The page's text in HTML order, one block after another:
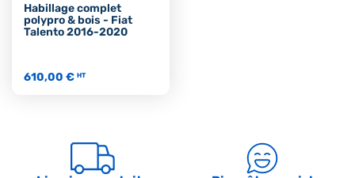
Habillage complet
polypro & bois - Fiat
Talento 2016-2020
610,00 € HT